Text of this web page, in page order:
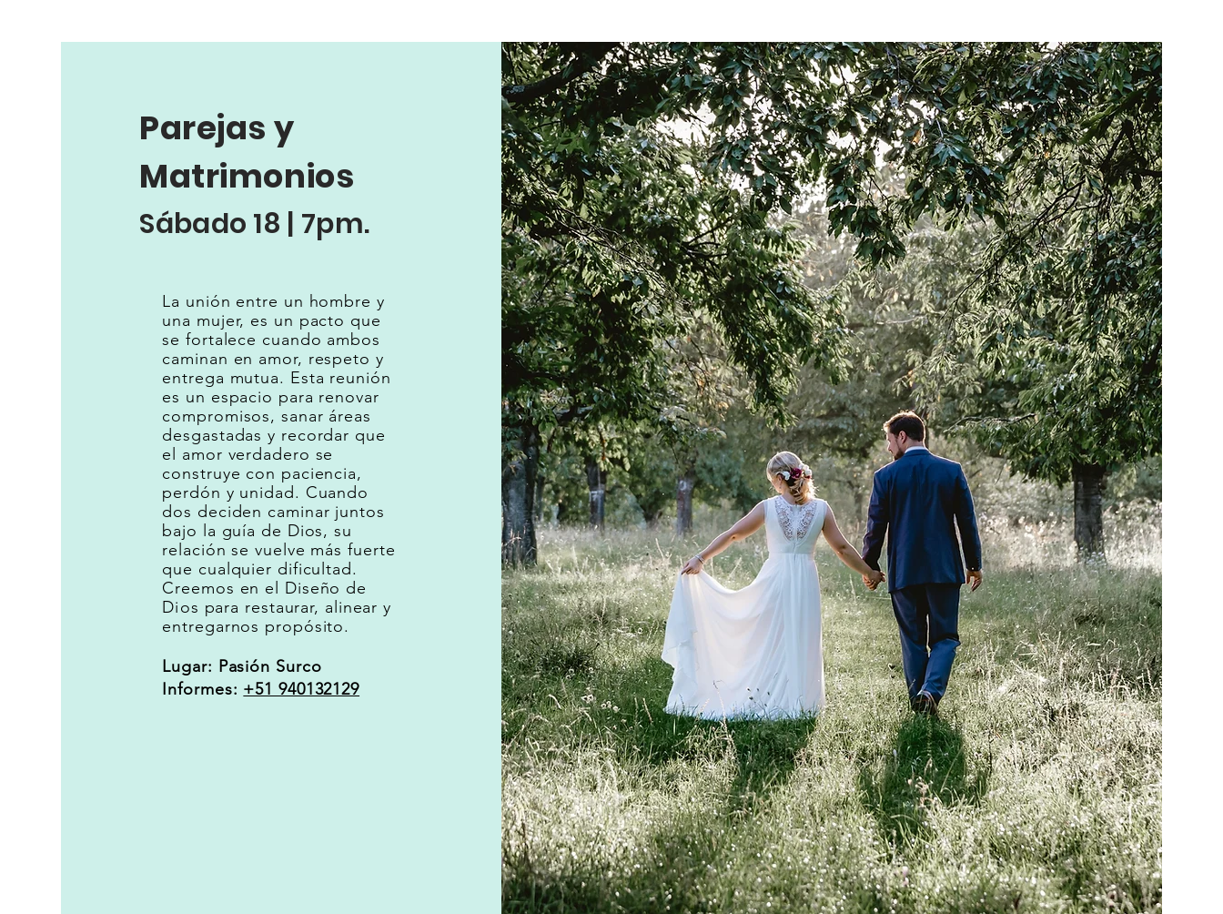
Parejas y
Matrimonios
Sábado 18 | 7pm.
La unión entre un hombre y
una mujer, es un pacto que
se fortalece cuando ambos
caminan en amor, respeto y
entrega mutua. Esta reunión
es un espacio para renovar
compromisos, sanar áreas
desgastadas y recordar que
el amor verdadero se
construye con paciencia,
perdón y unidad. Cuando
dos deciden caminar juntos
bajo la guía de Dios, su
relación se vuelve más fuerte
que cualquier dificultad.
Creemos en el Diseño de
Dios para restaurar, alinear y
entregarnos propósito.
Lugar: Pasión Surco
Informes: +51 940132129